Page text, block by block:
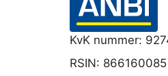
KvK nummer:
RSIN: 866160085